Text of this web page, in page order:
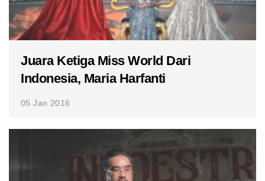
Juara Ketiga Miss World Dari
Indonesia, Maria Harfanti
05 Jan 2016